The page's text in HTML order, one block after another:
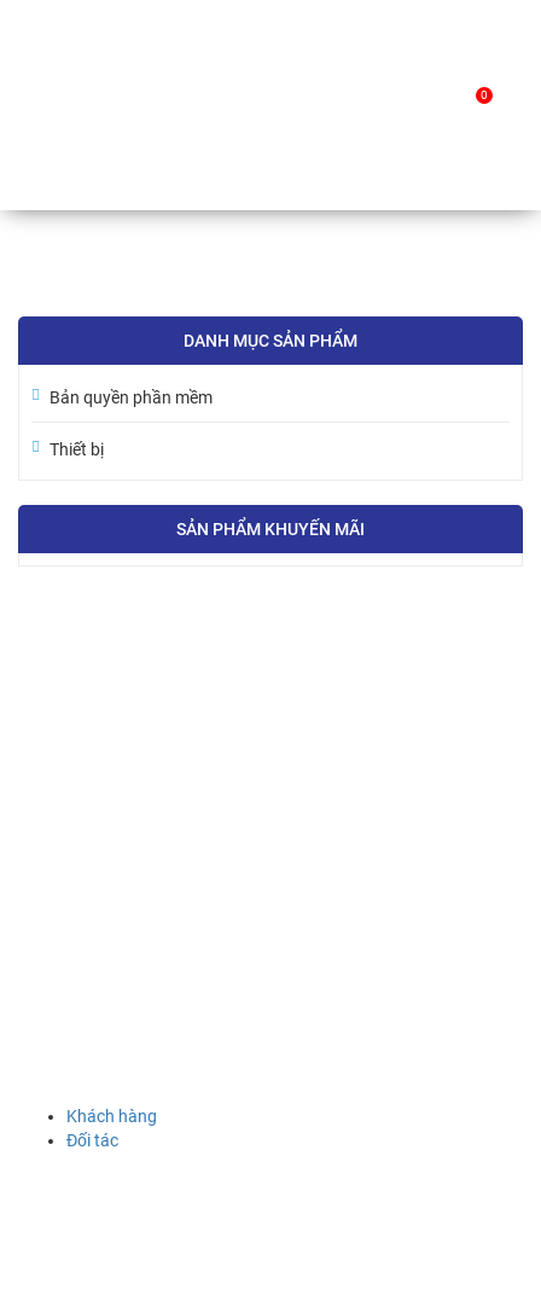
0
DANH MỤC SẢN PHẨM
Bản quyền phần mềm
Thiết bị
SẢN PHẨM KHUYẾN MÃI
Khách hàng
Đối tác